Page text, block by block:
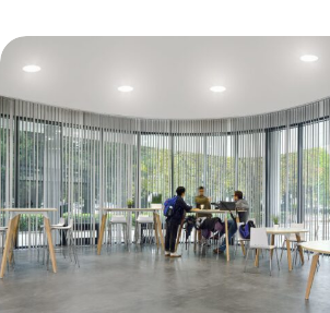
Weitere Projekte mit der
akustisch wirksamen
Lösungen von Texaa
Weitere Beispiele